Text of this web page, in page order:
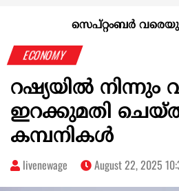
KERALA @70
സെപ്റ്റംബർ വരെയുള്ള
ECONOMY
റഷ്യയില്‍ നിന്നും
ഇറക്കുമതി
കമ്പനികൾ
livenewage August 22, 2025